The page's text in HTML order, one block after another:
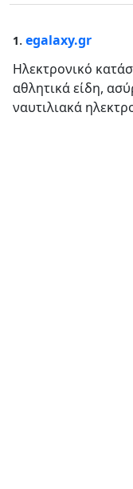
1. egalaxy.gr
Ηλεκτρονικό
αθλητικά είδη,
ναυτιλιακά